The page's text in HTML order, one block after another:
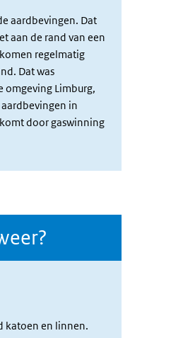
aardbevingen. Dat
aan de rand van een
regelmatig
Dat was
omgeving Limburg,
in
door gaswinning
katoen en linnen.